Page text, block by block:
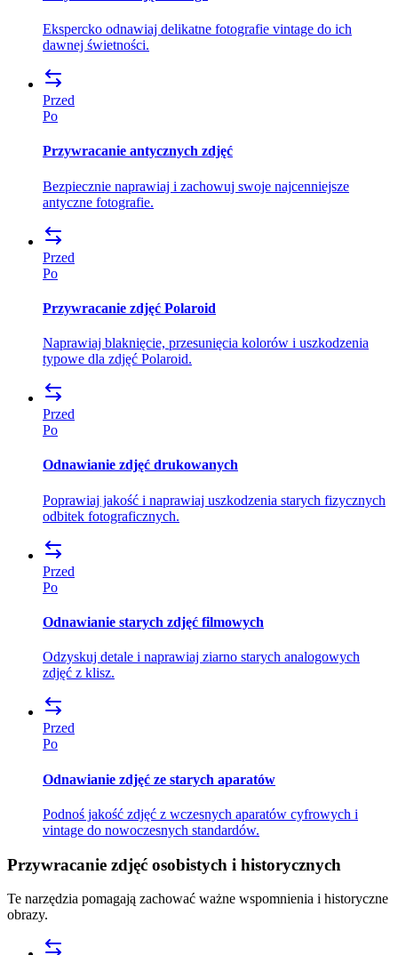
Ekspercko odnawiaj delikatne fotografie vintage do ich
dawnej świetności.
Przed
Po
Przywracanie antycznych zdjęć
Bezpiecznie naprawiaj i zachowuj swoje najcenniejsze
antyczne fotografie.
Przed
Po
Przywracanie zdjęć Polaroid
Naprawiaj blaknięcie, przesunięcia kolorów i uszkodzenia
typowe dla zdjęć Polaroid.
Przed
Po
Odnawianie zdjęć drukowanych
Poprawiaj jakość i naprawiaj uszkodzenia starych fizycznych
odbitek fotograficznych.
Przed
Po
Odnawianie starych zdjęć filmowych
Odzyskuj detale i naprawiaj ziarno starych analogowych
zdjęć z klisz.
Przed
Po
Odnawianie zdjęć ze starych aparatów
Podnoś jakość zdjęć z wczesnych aparatów cyfrowych i
vintage do nowoczesnych standardów.
Przywracanie zdjęć osobistych i historycznych
Te narzędzia pomagają zachować ważne wspomnienia i historyczne
obrazy.